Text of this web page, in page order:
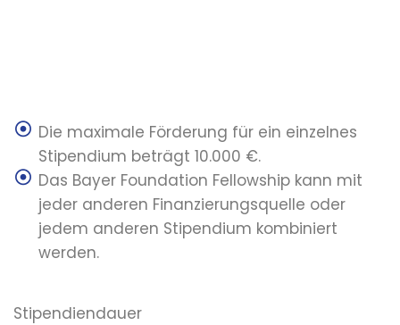
Die maximale Förderung für ein einzelnes
Stipendium beträgt 10.000 €.
Das Bayer Foundation Fellowship kann mit
jeder anderen Finanzierungsquelle oder
jedem anderen Stipendium kombiniert
werden.
Stipendiendauer